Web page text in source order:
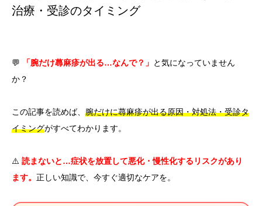
治療・受診のタイミング
💬 「腕だけ蕁麻疹が出る…なんで？」 と気になっていません
か？
この記事を読めば、 腕だけに蕁麻疹が出る原因・対処法・受診タ
イミングがすべてわかります。
⚠️ 読まないと…症状を放置して悪化・慢性化するリスクがあり
ます。 正しい知識で、今すぐ適切なケアを。